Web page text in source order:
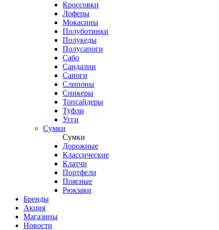
Кроссовки
Лоферы
Мокасины
Полуботинки
Полукеды
Полусапоги
Сабо
Сандалии
Сапоги
Слипоны
Сникеры
Топсайдеры
Туфли
Угги
Сумки
Сумки
Дорожные
Классические
Клатчи
Портфели
Поясные
Рюкзаки
Бренды
Акция
Магазины
Новости